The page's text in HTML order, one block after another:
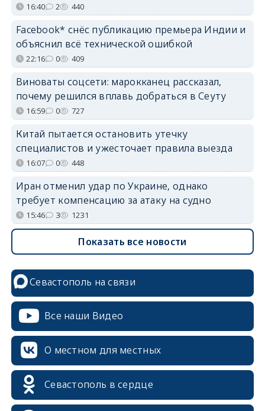
16:40 2 440
Facebook* снёс публикацию премьера Индии и
объяснил всё технической ошибкой
22:16 0 409
Виноваты соцсети: марокканец рассказал,
почему решился вплавь добраться в Сеуту
16:59 0 727
Китай пытается остановить утечку
специалистов и ужесточает правила выезда
16:07 0 448
Иран отменил удар по Украине, однако
требует компенсацию за атаку на судно
15:46 3 1231
Показать все новости
Севастополь на связи
Все наши Видео
О местном для местных
Севастополь в сердце